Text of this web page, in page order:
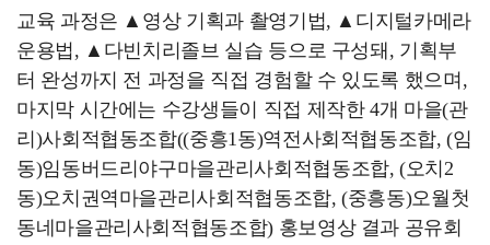
교육 과정은 ▲영상 기획과 촬영기법, ▲디지털카메라
운용법, ▲다빈치리졸브 실습 등으로 구성돼, 기획부
터 완성까지 전 과정을 직접 경험할 수 있도록 했으며,
마지막 시간에는 수강생들이 직접 제작한 4개 마을(관
리)사회적협동조합((중흥1동)역전사회적협동조합, (임
동)임동버드리야구마을관리사회적협동조합, (오치2
동)오치권역마을관리사회적협동조합, (중흥동)오월첫
동네마을관리사회적협동조합) 홍보영상 결과 공유회